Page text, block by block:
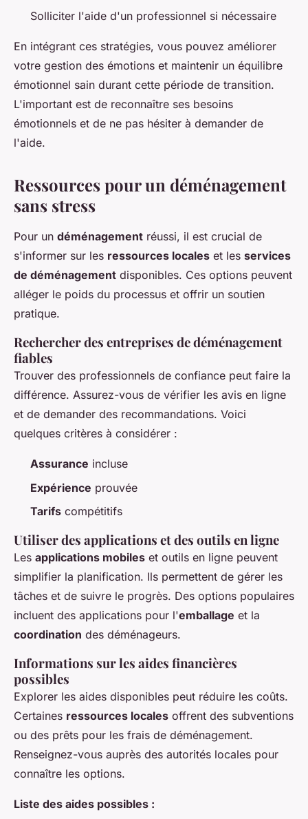
Solliciter l'aide d'un professionnel si nécessaire
En intégrant ces stratégies, vous pouvez améliorer
votre gestion des émotions et maintenir un équilibre
émotionnel sain durant cette période de transition.
L'important est de reconnaître ses besoins
émotionnels et de ne pas hésiter à demander de
l'aide.
Ressources pour un déménagement
sans stress
Pour un déménagement réussi, il est crucial de
s'informer sur les ressources locales et les services
de déménagement disponibles. Ces options peuvent
alléger le poids du processus et offrir un soutien
pratique.
Rechercher des entreprises de déménagement
fiables
Trouver des professionnels de confiance peut faire la
différence. Assurez-vous de vérifier les avis en ligne
et de demander des recommandations. Voici
quelques critères à considérer :
Assurance incluse
Expérience prouvée
Tarifs compétitifs
Utiliser des applications et des outils en ligne
Les applications mobiles et outils en ligne peuvent
simplifier la planification. Ils permettent de gérer les
tâches et de suivre le progrès. Des options populaires
incluent des applications pour l'emballage et la
coordination des déménageurs.
Informations sur les aides financières
possibles
Explorer les aides disponibles peut réduire les coûts.
Certaines ressources locales offrent des subventions
ou des prêts pour les frais de déménagement.
Renseignez-vous auprès des autorités locales pour
connaître les options.
Liste des aides possibles :